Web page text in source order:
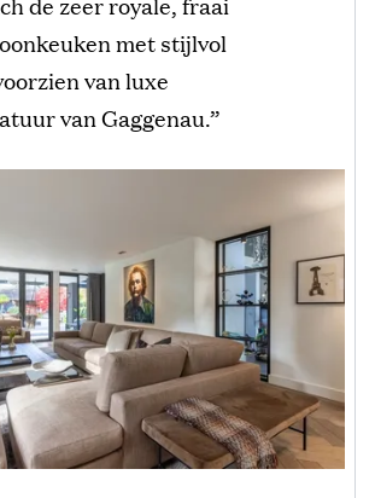
met stijlvol
van luxe
van Gaggenau.”